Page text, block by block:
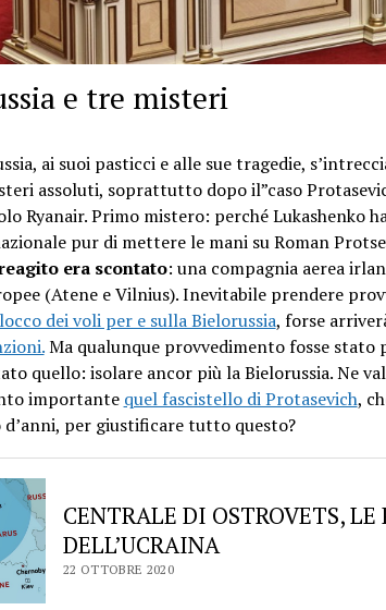
e tre misteri
ai suoi pasticci e alle sue tragedie,
assoluti, soprattutto dopo il”caso
Ryanair. Primo mistero: perché Lukashenko
pur di mettere le mani su Roman
era scontato: una compagnia aerea
(Atene e Vilnius). Inevitabile prendere
dei voli per e sulla Bielorussia, forse
Ma qualunque provvedimento fosse stato
quello: isolare ancor più la Bielorussia. Ne
importante quel fascistello di Protasevich,
d’anni, per giustificare tutto questo?
CENTRALE DI OSTROVETS, LE
DELL’UCRAINA
22 OTTOBRE 2020